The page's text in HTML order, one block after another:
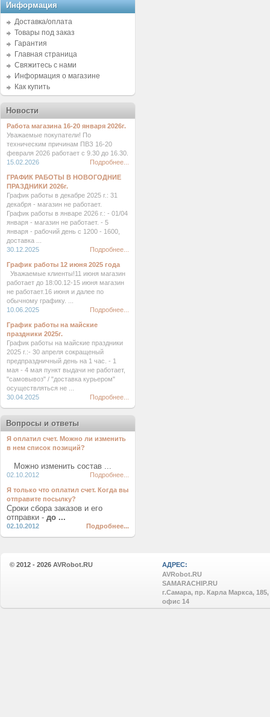
Информация
Доставка/оплата
Товары под заказ
Гарантия
Главная страница
Свяжитесь с нами
Информация о магазине
Как купить
Новости
Работа магазина 16-20 января 2026г.
Уважаемые покупатели! По
техническим причинам ПВЗ 16-20
февраля 2026 работает с 9.30 до 16.30.
15.02.2026
Подробнее...
ГРАФИК РАБОТЫ В НОВОГОДНИЕ
ПРАЗДНИКИ 2026г.
График работы в декабре 2025 г.: 31
декабря - магазин не работает.
График работы в январе 2026 г.: - 01/04
января - магазин не работает. - 5
января - рабочий день с 1200 - 1600,
доставка ...
30.12.2025
Подробнее...
График работы 12 июня 2025 года
Уважаемые клиенты!11 июня магазин
работает до 18:00.12-15 июня магазин
не работает.16 июня и далее по
обычному графику. ...
10.06.2025
Подробнее...
График работы на майские
праздники 2025г.
График работы на майские праздники
2025 г.:- 30 апреля сокращеный
предпраздничный день на 1 час. - 1
мая - 4 мая пункт выдачи не работает,
"самовывоз" / "доставка курьером"
осуществляться не ...
30.04.2025
Подробнее...
Вопросы и ответы
Я оплатил счет. Можно ли изменить
в нем список позиций?
Можно изменить состав ...
02.10.2012 Подробнее...
Я только что оплатил счет. Когда вы
отправите посылку?
Сроки сбора заказов и его
отправки - до ...
02.10.2012 Подробнее...
© 2012 - 2026 AVRobot.RU
АДРЕС:
AVRobot.RU
SAMARACHIP.RU
г.Самара, пр. Карла Маркса, 185,
офис 14